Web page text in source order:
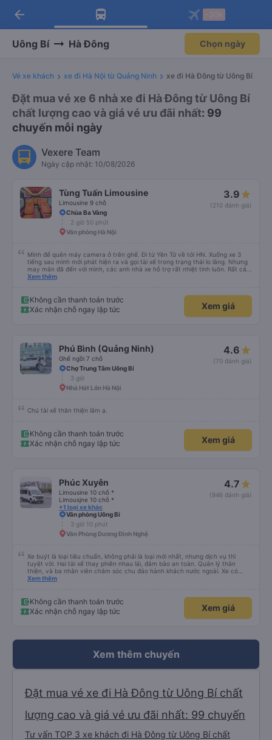
Tải app Vexere ngay!
Nhận ưu đãi thành viên độc
Mở app
Tải app Vexere
-30k/ghế khi đặt vé máy bay qua
Mở app
arrow_back
Uông Bí Hà Đông Chọn ngày
Vé xe khách xe đi Hà Nội từ Quảng Ninh xe đi Hà Đông từ Uông Bí
Đặt mua vé xe 6 nhà xe đi Hà Đông từ Uông Bí
chất lượng cao và giá vé ưu đãi nhất: 99
chuyến mỗi ngày
Vexere Team
Ngày cập nhật: 10/08/2026
Tùng Tuấn Limousine
Limousine 9 chỗ
3.9
(210 đánh giá)
Chùa Ba Vàng
2 giờ 50 phút
Văn phòng Hà Nội
Mình để quên máy camera ở trên ghế. Đi từ Yên Tử về tới HN. Xuống xe 3
tiếng sau mình mới phát hiện ra và gọi tài xế trong trạng thái lo lắng. Nhưng
may mắn đã đến với mình, các anh nhà xe hỗ trợ rất nhiệt tình luôn. Rất cảm
ơn và chúc các anh nhà xe Tùng Tuấn sức khoẻ, vạn dặm bình an ạ!
Xem thêm
Không cần thanh toán trước
Xác nhận chỗ ngay lập tức
Xem giá
Phú Bình (Quảng Ninh)
Ghế ngồi 7 chỗ
4.6
(70 đánh giá)
Chợ Trung Tâm Uông Bí
3 giờ
Nhà Hát Lớn Hà Nội
Chú tài xế thân thiện lắm ạ.
Không cần thanh toán trước
Xác nhận chỗ ngay lập tức
Xem giá
Phúc Xuyên
Limousine 10 chỗ *
Limousjne 10 chỗ *
+1 loại xe khác
4.7
(946 đánh giá)
Văn phòng Uông Bí
3 giờ 10 phút
Văn Phòng Dương Đình Nghệ
Xe buýt là loại tiêu chuẩn, không phải là loại mới nhất, nhưng dịch vụ thì
tuyệt vời. Hai tài xế thay phiên nhau lái, đảm bảo an toàn. Quản lý thân
thiện, và ba nhân viên chăm sóc chu đáo hành khách nước ngoài. Xe có
máy lạnh và cổng sạc USB, và dừng thường xuyên ở các khu vực nghỉ ngơi.
khoảng 9 tiếng. Tôi hài lòng với giá vé 480.000 VND.
Xem thêm
Không cần thanh toán trước
Xác nhận chỗ ngay lập tức
Xem giá
Xem thêm chuyến
Đặt mua vé xe đi Hà Đông từ Uông Bí chất
lượng cao và giá vé ưu đãi nhất: 99 chuyến
Tư vấn TOP 3 xe khách đi Hà Đông từ Uông Bí chất